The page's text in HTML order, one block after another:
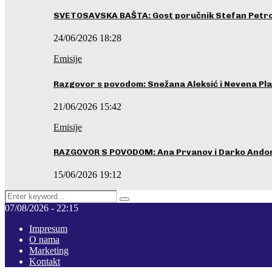
SVETOSAVSKA BAŠTA: Gost poručnik Stefan
24/06/2026 18:28
Emisije
Razgovor s povodom: Snežana Aleksić i Nevena
21/06/2026 15:42
Emisije
RAZGOVOR S POVODOM: Ana Prvanov i Darko
15/06/2026 19:12
Search
for:
Pretraga
07/08/2026 - 22:15
Impresum
O nama
Marketing
Kontakt